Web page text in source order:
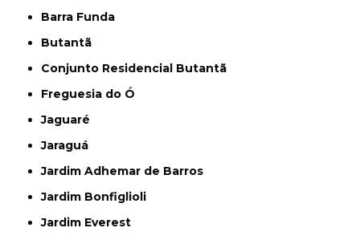
Barra Funda
Butantã
Conjunto Residencial Butantã
Freguesia do Ó
Jaguaré
Jaraguá
Jardim Adhemar de Barros
Jardim Bonfiglioli
Jardim Everest